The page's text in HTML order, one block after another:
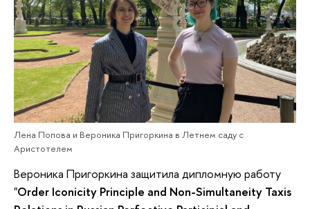
Лена Попова и Вероника Пригоркина в Летнем саду с
Аристотелем
Вероника Пригоркина защитила дипломную работу
"Order Iconicity Principle and Non-Simultaneity Taxis